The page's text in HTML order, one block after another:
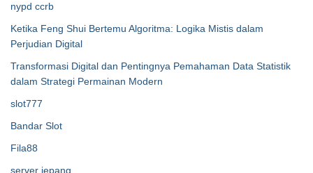
nypd ccrb
Ketika Feng Shui Bertemu Algoritma: Logika Mistis dalam
Perjudian Digital
Transformasi Digital dan Pentingnya Pemahaman Data Statistik
dalam Strategi Permainan Modern
slot777
Bandar Slot
Fila88
server jepang